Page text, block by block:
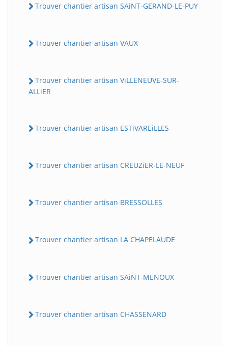
Trouver chantier artisan SAiNT-GERAND-LE-PUY
Trouver chantier artisan VAUX
Trouver chantier artisan ViLLENEUVE-SUR-
ALLiER
Trouver chantier artisan ESTiVAREiLLES
Trouver chantier artisan CREUZiER-LE-NEUF
Trouver chantier artisan BRESSOLLES
Trouver chantier artisan LA CHAPELAUDE
Trouver chantier artisan SAiNT-MENOUX
Trouver chantier artisan CHASSENARD